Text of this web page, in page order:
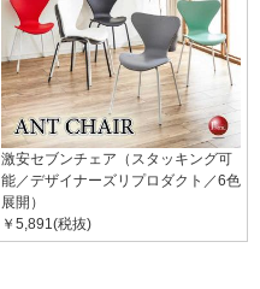
激安セブンチェア（スタッキング可
能／デザイナーズリプロダクト／6色
展開）
￥5,891(税抜)